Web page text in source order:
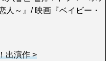
人～』/ 映画『ベイビー・
出演作 >